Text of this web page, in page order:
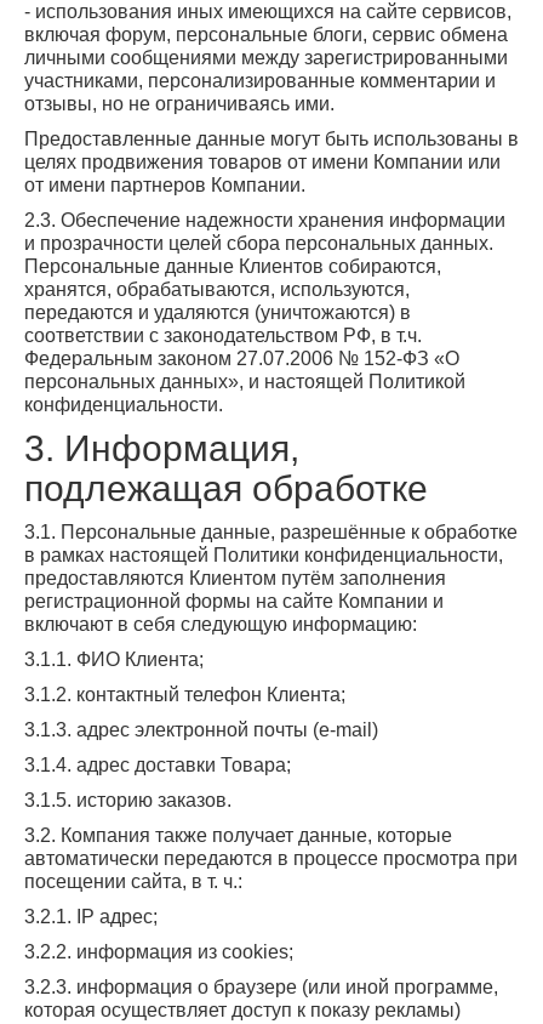
- использования иных имеющихся на сайте сервисов,
включая форум, персональные блоги, сервис обмена
личными сообщениями между зарегистрированными
участниками, персонализированные комментарии и
отзывы, но не ограничиваясь ими.
Предоставленные данные могут быть использованы в
целях продвижения товаров от имени Компании или
от имени партнеров Компании.
2.3. Обеспечение надежности хранения информации
и прозрачности целей сбора персональных данных.
Персональные данные Клиентов собираются,
хранятся, обрабатываются, используются,
передаются и удаляются (уничтожаются) в
соответствии с законодательством РФ, в т.ч.
Федеральным законом 27.07.2006 № 152-ФЗ «О
персональных данных», и настоящей Политикой
конфиденциальности.
3. Информация,
подлежащая обработке
3.1. Персональные данные, разрешённые к обработке
в рамках настоящей Политики конфиденциальности,
предоставляются Клиентом путём заполнения
регистрационной формы на сайте Компании и
включают в себя следующую информацию:
3.1.1. ФИО Клиента;
3.1.2. контактный телефон Клиента;
3.1.3. адрес электронной почты (e-mail)
3.1.4. адрес доставки Товара;
3.1.5. историю заказов.
3.2. Компания также получает данные, которые
автоматически передаются в процессе просмотра при
посещении сайта, в т. ч.:
3.2.1. IP адрес;
3.2.2. информация из cookies;
3.2.3. информация о браузере (или иной программе,
которая осуществляет доступ к показу рекламы)